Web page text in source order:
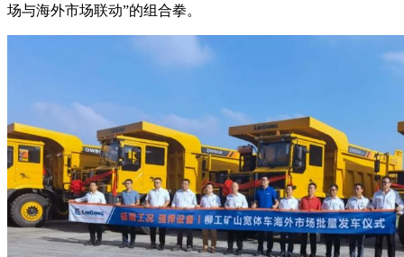
场与海外市场联动”的组合拳。